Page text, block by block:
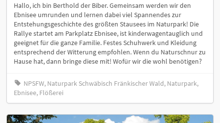
Hallo, ich bin Berthold der Biber. Gemeinsam werden wir den
Ebnisee umrunden und lernen dabei viel Spannendes zur
Entstehungsgeschichte des größten Stausees im Naturpark! Die
Rallye startet am Parkplatz Ebnisee, ist kinderwagentauglich und
geeignet für die ganze Familie. Festes Schuhwerk und Kleidung
entsprechend der Witterung empfohlen. Wenn du Naturschnur zu
Hause hat, dann bringe diese mit! Wofür wir die wohl benötigen?
NPSFW, Naturpark Schwäbisch Fränkischer Wald, Naturpark,
Ebnisee, Flößerei